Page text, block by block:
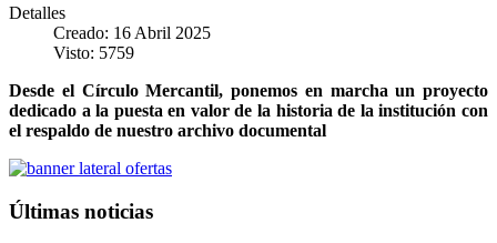
Detalles
Creado: 16 Abril 2025
Visto: 5759
Desde el Círculo Mercantil, ponemos en marcha un proyecto
dedicado a la puesta en valor de la historia de la institución con
el respaldo de nuestro archivo documental
Últimas noticias